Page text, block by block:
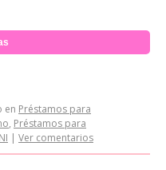
en Préstamos para
, Préstamos para
| Ver comentarios